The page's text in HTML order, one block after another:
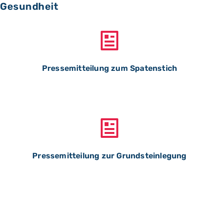
Gesundheit
Pressemitteilung zum Spatenstich
Pressemitteilung zur Grundsteinlegung